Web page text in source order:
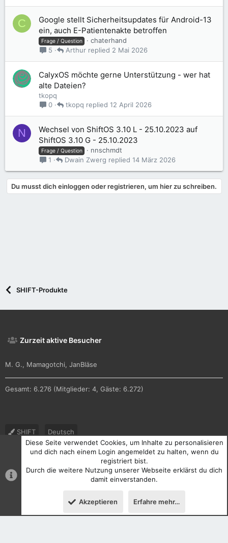
C
Google stellt Sicherheitsupdates für Android-13
ein, auch E-Patientenakte betroffen
Frage / Question
chaterhand
5
2 Mai 2026
Arthur
CalyxOS möchte gerne Unterstützung - wer hat
alte Dateien?
tkopq
0
12 April 2026
tkopq
N
Wechsel von ShiftOS 3.10 L - 25.10.2023 auf
ShiftOS 3.10 G - 25.10.2023
Frage / Question
nnschmdt
1
14 März 2026
Dwain Zwerg
Du musst dich einloggen oder registrieren, um hier zu schreiben.
SHIFT-Produkte
Zurzeit aktive Besucher
M. G. Mamagotchi JanBläse
Gesamt: 6.276 (Mitglieder: 4, Gäste: 6.272)
SHIFT
Deutsch
Nutzungsbedingungen
Datenschutz Hilfe und Impressum
S
S
Diese Seite verwendet Cookies, um Inhalte zu personalisieren
und dich nach einem Login angemeldet zu halten, wenn du
registriert bist.
Durch die weitere Nutzung unserer Webseite erklärst du dich
damit einverstanden.
Akzeptieren Erfahre mehr…